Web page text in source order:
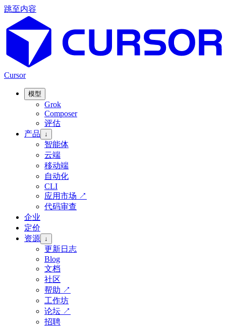
跳至内容
Cursor
模型
Grok
Composer
评估
产品
↓
智能体
云端
移动端
自动化
CLI
应用市场 ↗
代码审查
企业
定价
资源 ↓
更新日志
Blog
文档
社区
帮助 ↗
工作坊
论坛 ↗
招聘